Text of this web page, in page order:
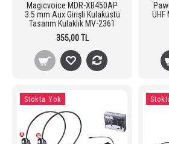
Magicvoice MDR-XB450AP
3.5 mm Aux Girişli Kulaküstü
Tasarım Kulaklık MV-2361
355,00 TL
UHF
Stokta Yok